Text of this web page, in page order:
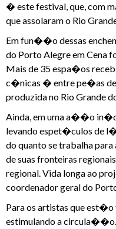
� este festival, que, com
que assolaram o Rio
Em fun��o dessas
do Porto Alegre em Cena
Mais de 35 espa�os
c�nicas � entre pe�as
produzida no Rio Grande
Ainda, em uma a��o
levando espet�culos de
do quanto se trabalha
de suas fronteiras
regional. Vida longa ao
coordenador geral do
Para os artistas que
estimulando a circula��o.